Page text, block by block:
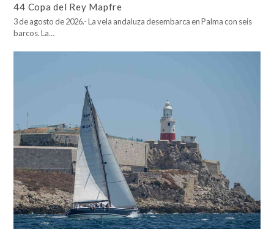
44 Copa del Rey Mapfre
3 de agosto de 2026.- La vela andaluza desembarca en Palma con seis
barcos. La…